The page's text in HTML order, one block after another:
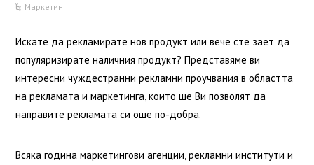
Маркетинг
Искате да рекламирате нов продукт или вече сте зает да
популяризирате наличния продукт? Представяме ви
интересни чуждестранни рекламни проучвания в областта
на рекламата и маркетинга, които ще Ви позволят да
направите рекламата си още по-добра.
Всяка година маркетингови агенции, рекламни институти и